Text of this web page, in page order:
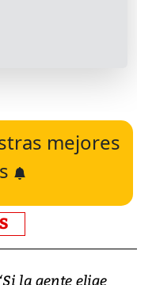
mejores
la gente elige